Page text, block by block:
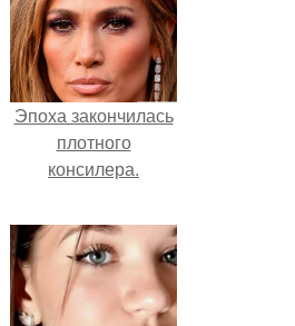
Эпоха закончилась
плотного
консилера.